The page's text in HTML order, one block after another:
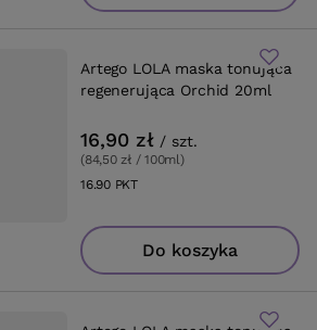
Artego LOLA maska tonująca
regenerująca Orchid 20ml
16,90 zł / szt.
(84,50 zł / 100ml)
16.90PKTpunktów
Do koszyka